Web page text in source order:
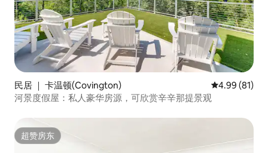
民居 ｜ 卡温顿(Covington) 平均评分
4.99 (81)
河景度假屋：私人豪华房源，可欣赏辛辛那提景观
超赞房东
超赞房东